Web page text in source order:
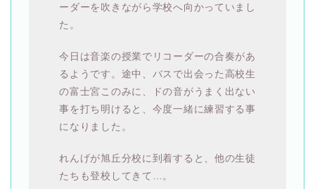
ーダーを吹きながら学校へ向かっていまし
た。
今日は音楽の授業でリコーダーの合奏があ
るようです。途中、バスで出会った高校生
の富士宮このみに、ドの音がうまく出ない
事を打ち明けると、今度一緒に練習する事
になりました。
れんげが旭丘分校に到着すると、他の生徒
たちも登校してきて…。